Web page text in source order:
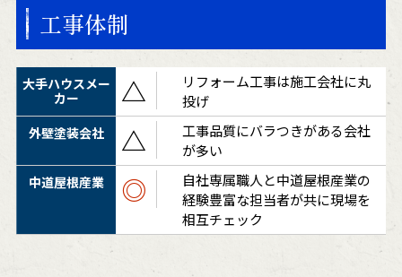
工事体制
△
リフォーム工事は施工会社に丸
投げ
△
工事品質にバラつきがある会社
が多い
◎
自社専属職人と中道屋根産業の
経験豊富な担当者が共に現場を
相互チェック